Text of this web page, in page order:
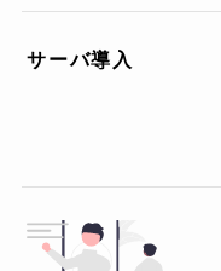
サーバ導入